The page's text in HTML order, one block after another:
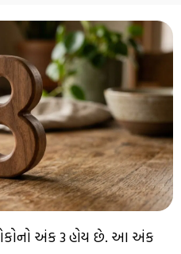
અંક 3 હોય છે. આ અંક